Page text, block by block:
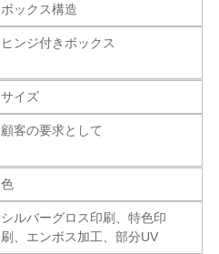
ボックス構造
ヒンジ付きボックス
サイズ
顧客の要求として
色
シルバーグロス印刷、特色印
刷、エンボス加工、部分UV